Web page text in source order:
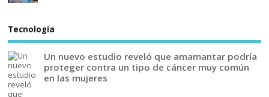
Tecnología
Un nuevo estudio reveló que amamantar podría
proteger contra un tipo de cáncer muy común
en las mujeres